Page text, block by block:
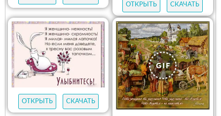
ОТКРЫТЬ
СКАЧАТЬ
ОТКРЫТЬ СКАЧАТЬ